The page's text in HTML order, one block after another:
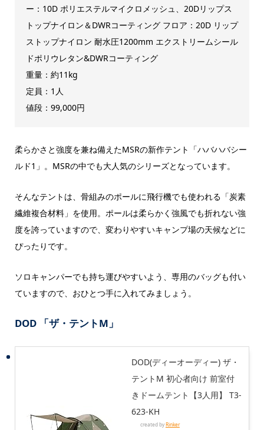
ー：10D ポリエステルマイクロメッシュ、20Dリップス
トップナイロン＆DWRコーティング フロア：20D リップ
ストップナイロン 耐水圧1200mm エクストリームシール
ドポリウレタン&DWRコーティング
重量：約11kg
定員：1人
値段：99,000円
柔らかさと強度を兼ね備えたMSRの新作テント「ハバハバシー
ルド1」。MSRの中でも大人気のシリーズとなっています。
そんなテントは、骨組みのポールに飛行機でも使われる「炭素
繊維複合材料」を使用。ポールは柔らかく強風でも折れない強
度を誇っていますので、変わりやすいキャンプ場の天候などに
ぴったりです。
ソロキャンパーでも持ち運びやすいよう、専用のバッグも付い
ていますので、おひとつ手に入れてみましょう。
DOD 「ザ・テントM」
DOD(ディーオーディー) ザ・
テントM 初心者向け 前室付
きドームテント【3人用】 T3-
623-KH
created byRinker